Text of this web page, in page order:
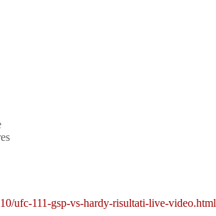
ufc-111-gsp-vs-hardy-risultati-live-video.html